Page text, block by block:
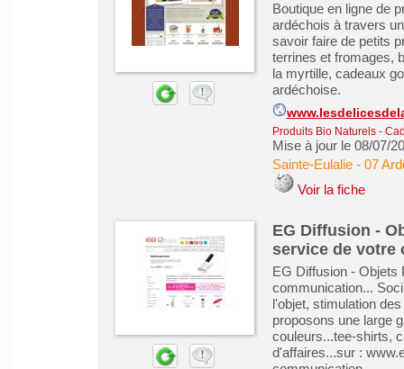
Boutique en ligne de
ardéchois à travers
savoir faire de petits
terrines et fromages,
la myrtille, cadeaux
ardéchoise.
Produits Bio Naturels-
Mise à jour le 08/07/
Sainte-Eulalie- 07
Voir la fiche
EG Diffusion -
service de votre
EG Diffusion - Objets
communication...
l'objet, stimulation
proposons une large
couleurs...tee-shirts,
d'affaires...sur :